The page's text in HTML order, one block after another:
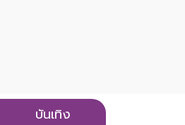
บันเทิง